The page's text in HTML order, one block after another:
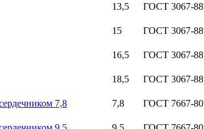
13,5 ГОСТ 3067-88
15 ГОСТ 3067-88
16,5 ГОСТ 3067-88
18,5 ГОСТ 3067-88
7,8
7,8 ГОСТ 7667-80